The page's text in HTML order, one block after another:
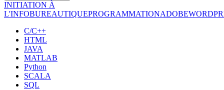
INITIATION À
L'INFOBUREAUTIQUEPROGRAMMATIONADOBE
C/C++
HTML
JAVA
MATLAB
Python
SCALA
SQL